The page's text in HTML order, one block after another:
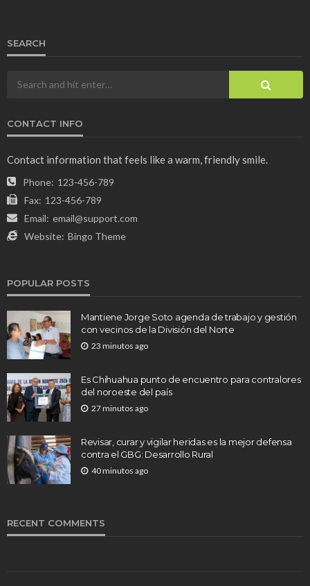
SEARCH
CONTACT INFO
Contact information that feels like a warm, friendly smile.
Phone: 123-456-789
Fax: 123-456-789
Email: email@support.com
Website: Bingo Theme
POPULAR POSTS
Mantiene Jorge Soto agenda de trabajo y gestión
con vecinos de la División del Norte
23 minutos ago
Es Chihuahua punto de encuentro para contralores
del noroeste del país
27 minutos ago
Revisar, curar y vigilar heridas es la mejor defensa
contra el GBG: Desarrollo Rural
40 minutos ago
RECENT COMMENTS